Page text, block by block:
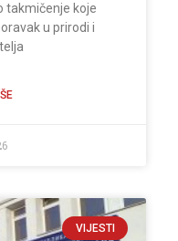
takmičenje koje
u prirodi i
VIJESTI